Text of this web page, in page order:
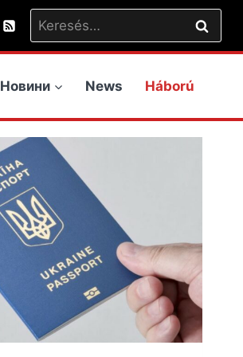
Keresés:
Новини News Háború